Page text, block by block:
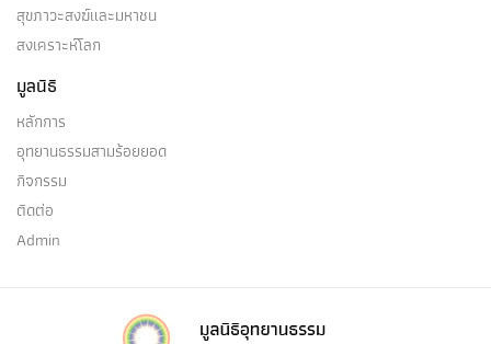
สุขภาวะสงฆ์และมหาชน
สงเคราะห์โลก
มูลนิธิ
หลักการ
อุทยานธรรมสามร้อยยอด
กิจกรรม
ติดต่อ
Admin